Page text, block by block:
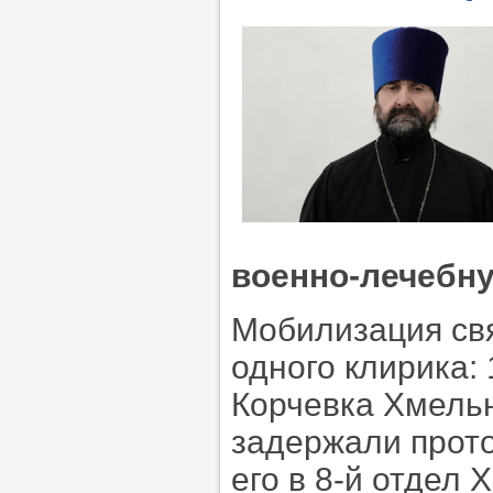
военно-
Мобилизация
одного
Корчевка
задержали
его в 8-й отдел